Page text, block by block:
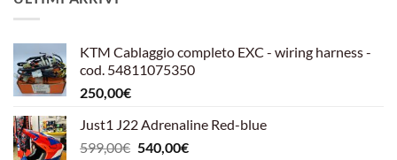
KTM Cablaggio completo EXC - wiring harness -
cod. 54811075350
250,00€
Just1 J22 Adrenaline Red-blue
599,00€ Il
540,00€Il